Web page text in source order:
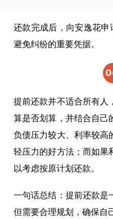
还款完成后，向安逸花申
避免纠纷的重要凭据。
提前还款并不适合所有人
算是否划算，并结合自己
负债压力较大、利率较高
轻压力的好方法；而如果
以考虑按原计划还款。
一句话总结：提前还款是
但需要合理规划，确保自